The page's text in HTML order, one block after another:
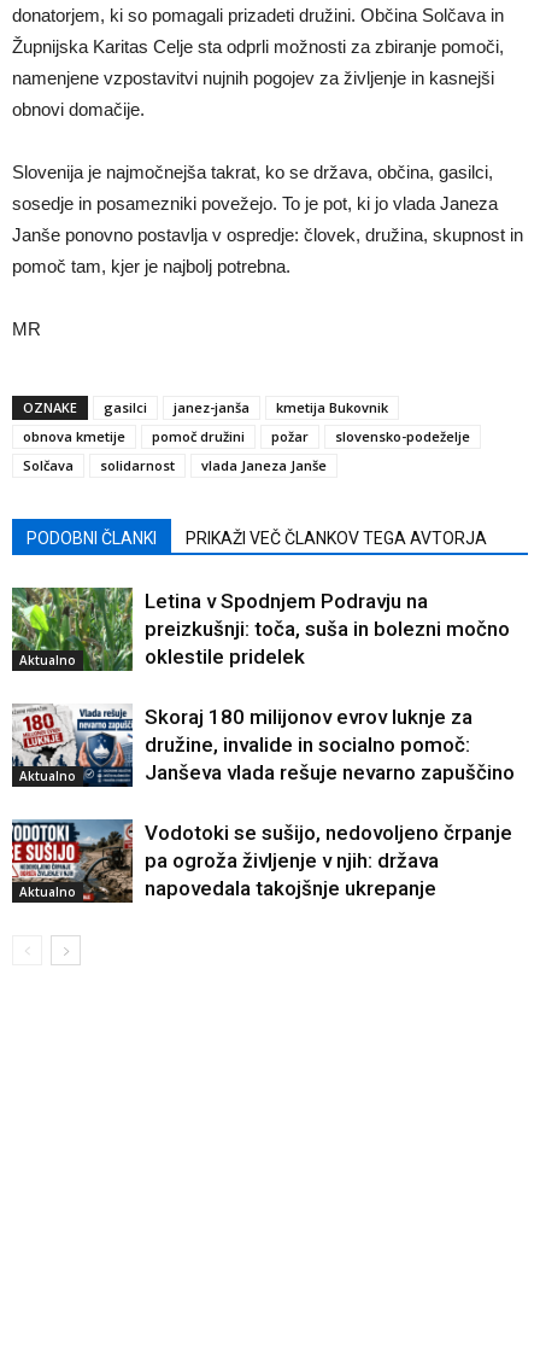
donatorjem, ki so pomagali prizadeti družini. Občina Solčava in
Župnijska Karitas Celje sta odprli možnosti za zbiranje pomoči,
namenjene vzpostavitvi nujnih pogojev za življenje in kasnejši
obnovi domačije.
Slovenija je najmočnejša takrat, ko se država, občina, gasilci,
sosedje in posamezniki povežejo. To je pot, ki jo vlada Janeza
Janše ponovno postavlja v ospredje: človek, družina, skupnost in
pomoč tam, kjer je najbolj potrebna.
MR
OZNAKE gasilci janez-janša
kmetija Bukovnik
obnova kmetije
pomoč družini požar
slovensko-podeželje
Solčava
solidarnost vlada Janeza Janše
PODOBNI ČLANKI PRIKAŽI VEČ ČLANKOV TEGA AVTORJA
Aktualno
Letina v Spodnjem Podravju na
preizkušnji: toča, suša in bolezni močno
oklestile pridelek
Aktualno
Skoraj 180 milijonov evrov luknje za
družine, invalide in socialno pomoč:
Janševa vlada rešuje nevarno zapuščino
Aktualno
Vodotoki se sušijo, nedovoljeno črpanje
pa ogroža življenje v njih: država
napovedala takojšnje ukrepanje